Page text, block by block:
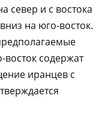
север и с востока
на юго-восток.
содержат
иранцев с